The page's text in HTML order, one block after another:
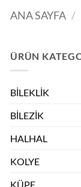
ANA SAYFA /
ÜRÜN
BİLEKLİK
BİLEZİK
HALHAL
KOLYE
KÜPE